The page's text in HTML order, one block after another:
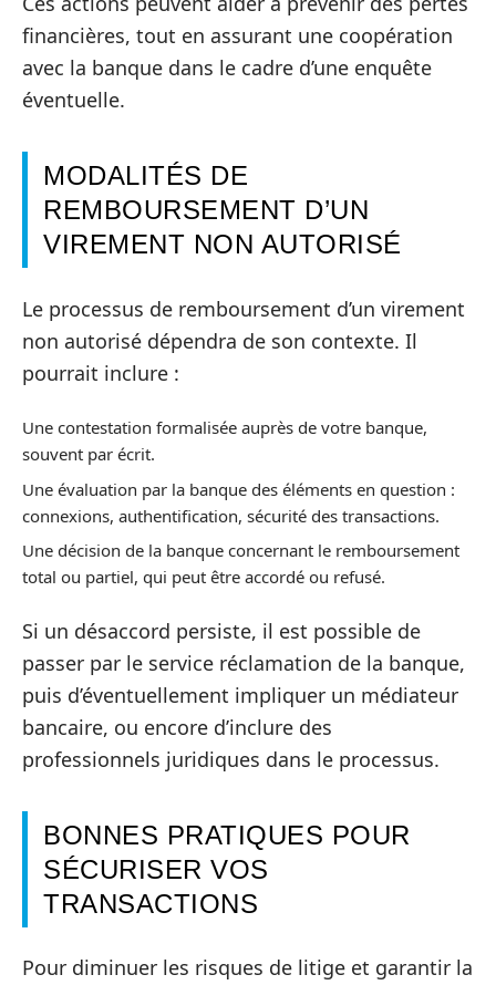
financières, tout en assurant une coopération
avec la banque dans le cadre d’une enquête
éventuelle.
MODALITÉS DE
REMBOURSEMENT D’UN
VIREMENT NON AUTORISÉ
Le processus de remboursement d’un virement
non autorisé dépendra de son contexte. Il
pourrait inclure :
Une contestation formalisée auprès de votre banque,
souvent par écrit.
Une évaluation par la banque des éléments en question :
connexions, authentification, sécurité des transactions.
Une décision de la banque concernant le remboursement
total ou partiel, qui peut être accordé ou refusé.
Si un désaccord persiste, il est possible de
passer par le service réclamation de la banque,
puis d’éventuellement impliquer un médiateur
bancaire, ou encore d’inclure des
professionnels juridiques dans le processus.
BONNES PRATIQUES POUR
SÉCURISER VOS
TRANSACTIONS
Pour diminuer les risques de litige et garantir la